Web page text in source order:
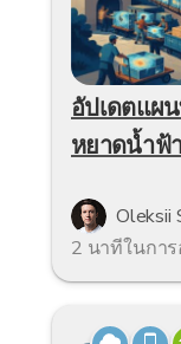
อัปเดตแผ
หยาดน้ำฟ้
Oleksii
2 นาทีในการ